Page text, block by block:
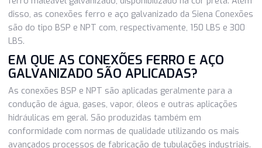
GALVANIZADO?
As conexões ferro e aço galvanizado são constituídos de
ferro maleável galvanizado, disponibilizado na cor preta.
disso, as conexões ferro e aço galvanizado da Siena
são do tipo BSP e NPT com, respectivamente, 150 LBS e
LBS.
EM QUE AS CONEXÕES FERRO E AÇO
GALVANIZADO SÃO APLICADAS?